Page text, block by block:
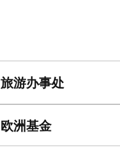
旅游办事处
欧洲基金